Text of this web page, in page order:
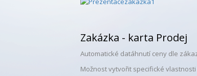
Zakázka - karta Prodej
Automatické datáhnutí ceny dle
Možnost vytvořit specifické